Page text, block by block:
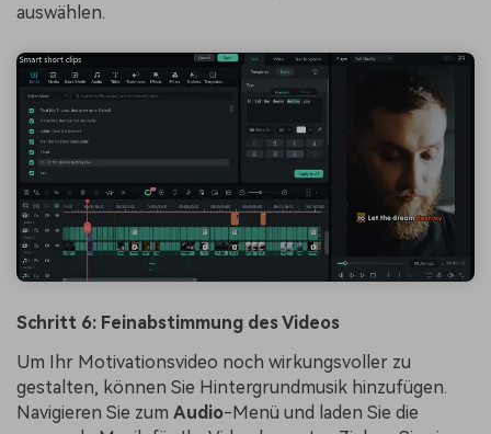
auswählen.
Schritt 6: Feinabstimmung des Videos
Um Ihr Motivationsvideo noch wirkungsvoller zu
gestalten, können Sie Hintergrundmusik hinzufügen.
Navigieren Sie zum Audio-Menü und laden Sie die